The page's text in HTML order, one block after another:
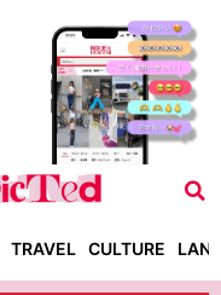
TRAVEL CULTURE